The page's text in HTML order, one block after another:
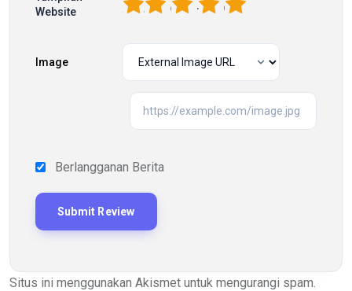
Website
Image
Berlangganan Berita
Situs ini menggunakan Akismet untuk mengurangi spam.